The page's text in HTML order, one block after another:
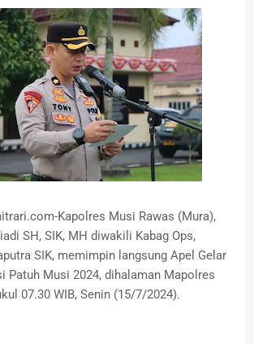
Kapolres Musi Rawas (Mura),
SH, SIK, MH diwakili Kabag Ops,
SIK, memimpin langsung Apel Gelar
Patuh Musi 2024, dihalaman Mapolres
07.30 WIB, Senin (15/7/2024).